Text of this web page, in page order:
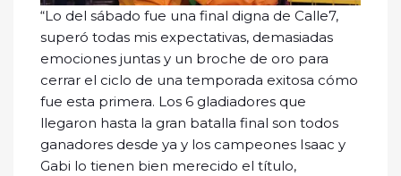
“Lo del sábado fue una final digna de Calle7,
superó todas mis expectativas, demasiadas
emociones juntas y un broche de oro para
cerrar el ciclo de una temporada exitosa cómo
fue esta primera. Los 6 gladiadores que
llegaron hasta la gran batalla final son todos
ganadores desde ya y los campeones Isaac y
Gabi lo tienen bien merecido el título,